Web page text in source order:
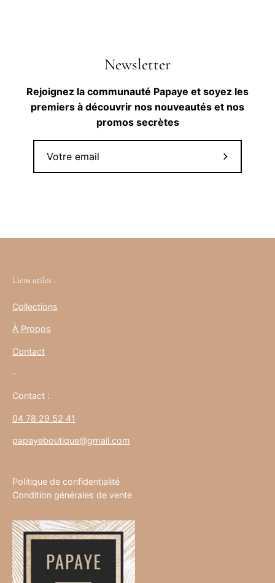
Newsletter
Rejoignez la communauté Papaye et soyez les
premiers à découvrir nos nouveautés et nos
promos secrètes
Abonnez-
Liens utiles :
Collections
À Propos
Contact
-
Contact :
04 78 29 52 41
papayeboutique@gmail.com
Politique de confidentialité
Condition générales de vente